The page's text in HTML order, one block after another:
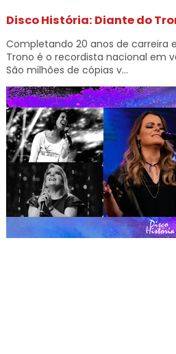
Disco História: Diante do
Completando 20 anos de carreira
Trono é o recordista nacional em
São milhões de cópias v...